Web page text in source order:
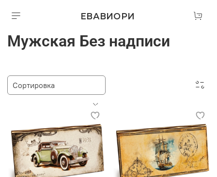
ЕВАВИОРИ
Мужская Без надписи